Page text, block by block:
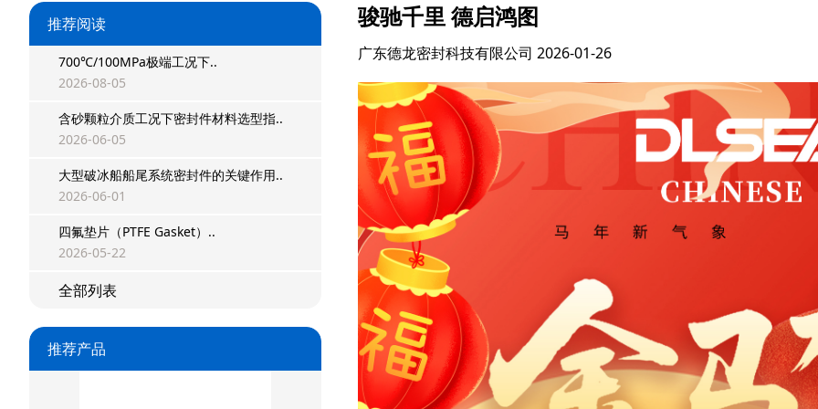
推荐阅读
700℃/100MPa极端工况下..
2026-08-05
含砂颗粒介质工况下密封件材料选型指..
2026-06-05
大型破冰船船尾系统密封件的关键作用..
2026-06-01
四氟垫片（PTFE Gasket）..
2026-05-22
全部列表
推荐产品
阶梯组合封
骏驰千里 德启鸿图
广东德龙密封科技有限公司 2026-01-26